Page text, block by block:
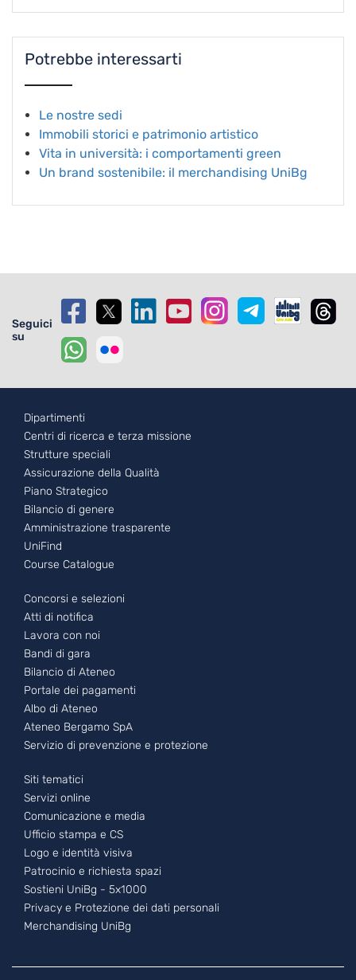
Potrebbe interessarti
Le nostre sedi
Immobili storici e patrimonio artistico
Vita in università: i comportamenti green
Un brand sostenibile: il merchandising UniBg
Seguici
su
Footer - 1
Dipartimenti
Centri di ricerca e terza missione
Strutture speciali
Assicurazione della Qualità
Piano Strategico
Bilancio di genere
Amministrazione trasparente
UniFind
Course Catalogue
Footer - 2
Concorsi e selezioni
Atti di notifica
Lavora con noi
Bandi di gara
Bilancio di Ateneo
Portale dei pagamenti
Albo di Ateneo
Ateneo Bergamo SpA
Servizio di prevenzione e protezione
Footer - 3
Siti tematici
Servizi online
Comunicazione e media
Ufficio stampa e CS
Logo e identità visiva
Patrocinio e richiesta spazi
Sostieni UniBg - 5x1000
Privacy e Protezione dei dati personali
Merchandising UniBg